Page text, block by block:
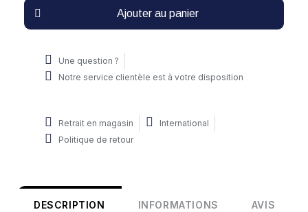
Ajouter au panier
Une question ?
Notre service clientèle est à votre disposition
Retrait en magasin
International
Politique de retour
DESCRIPTION INFORMATIONS AVIS